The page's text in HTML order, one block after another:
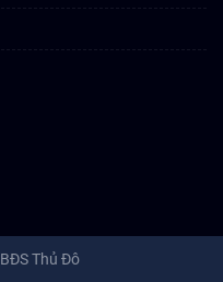
BĐS Thủ Đô